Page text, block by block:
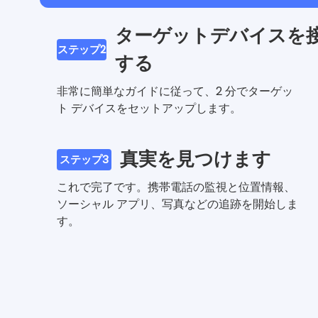
ステップ2
ターゲットデバイスを
する
非常に簡単なガイドに従って、2 分でターゲッ
ト デバイスをセットアップします。
ステップ3 真実を見つけます
これで完了です。携帯電話の監視と位置情報、
ソーシャル アプリ、写真などの追跡を開始しま
す。